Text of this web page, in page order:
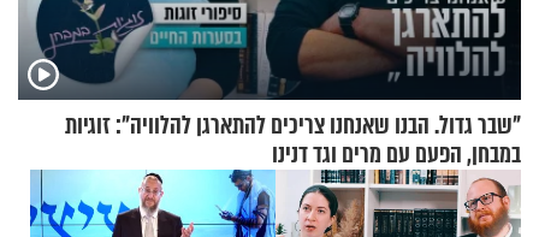
"שבר גדול. הבנו שאנחנו צריכים להתארגן להלוויה": זוגיות
במבחן, הפעם עם מרים וגד דנינו